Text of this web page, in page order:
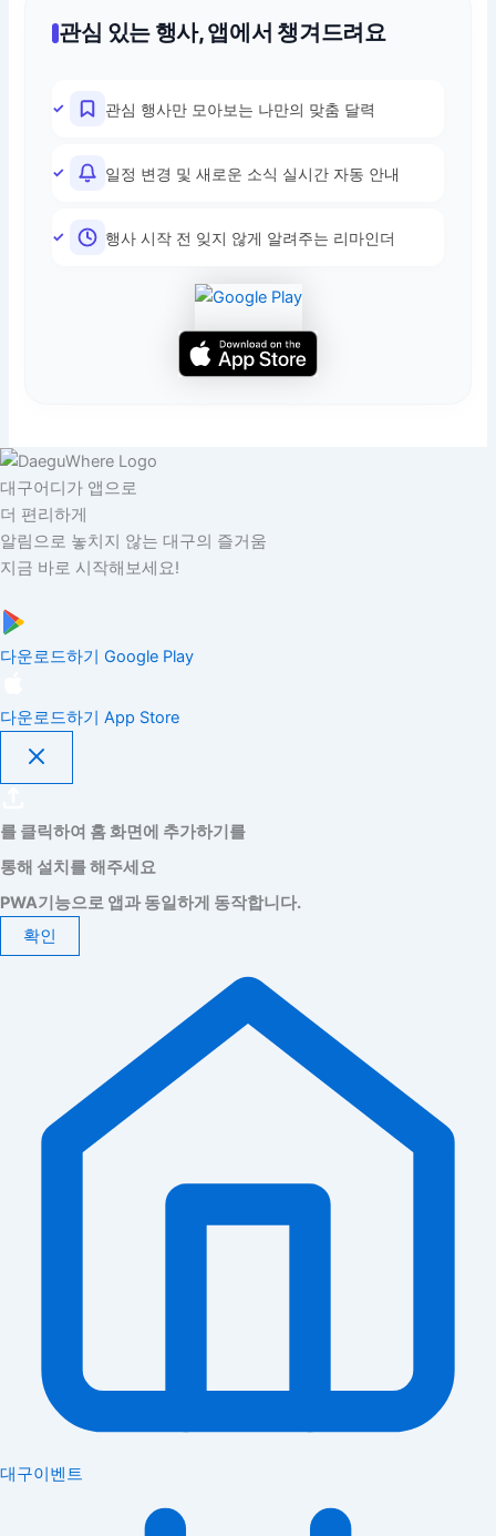
관심 있는 행사, 앱에서 챙겨드려요
관심 행사만 모아보는 나만의 맞춤 달력
일정 변경 및 새로운 소식 실시간 자동 안내
행사 시작 전 잊지 않게 알려주는 리마인더
대구어디가 앱으로
더 편리하게
알림으로 놓치지 않는 대구의 즐거움
지금 바로 시작해보세요!
다운로드하기 Google Play
다운로드하기 App Store
를 클릭하여 홈 화면에 추가하기를
통해 설치를 해주세요
PWA기능으로 앱과 동일하게 동작합니다.
확인
대구이벤트